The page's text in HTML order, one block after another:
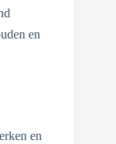
en
en